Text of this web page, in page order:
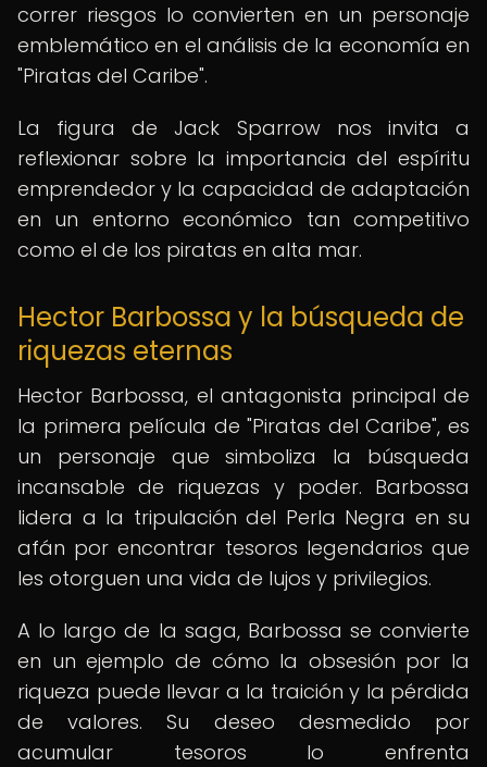
correr riesgos lo convierten en un personaje
emblemático en el análisis de la economía en
"Piratas del Caribe".
La figura de Jack Sparrow nos invita a
reflexionar sobre la importancia del espíritu
emprendedor y la capacidad de adaptación
en un entorno económico tan competitivo
como el de los piratas en alta mar.
Hector Barbossa y la búsqueda de
riquezas eternas
Hector Barbossa, el antagonista principal de
la primera película de "Piratas del Caribe", es
un personaje que simboliza la búsqueda
incansable de riquezas y poder. Barbossa
lidera a la tripulación del Perla Negra en su
afán por encontrar tesoros legendarios que
les otorguen una vida de lujos y privilegios.
A lo largo de la saga, Barbossa se convierte
en un ejemplo de cómo la obsesión por la
riqueza puede llevar a la traición y la pérdida
de valores. Su deseo desmedido por
acumular tesoros lo enfrenta